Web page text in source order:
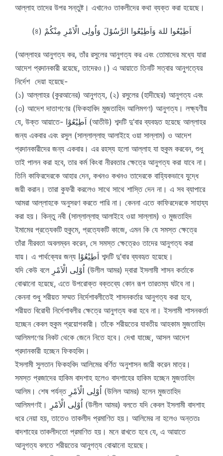
আল্লাহ তাদের উপর সন্তুষ্ট। এখানেও তাকলীদের কথা ব্যক্ত করা হয়েছে।
(৪) اَطِيْعُوا للهَ وَاَطِيْعُوا الرَّسُوْلَ وَاُولِى الْاَمْرِ مِنْكُمْ
(আল্লাহর আনুগত্য কর, তাঁর রসুলের আনুগত্য কর এবং তোমাদের মধ্যে যারা
আদেশ প্রদানকারী রয়েছে, তাদেরও।) এ আয়াতে তিনটি সত্বার আনুগত্যের
নির্দেশ দেয়া হয়েছে-
(১) আল্লাহর (কুরআনের) আনুগত্য, (২) রসুলের (হাদীছের) আনুগত্য এবং
(৩) আদেশ দাতাগণের (ফিকহাবিদ মুজতাহিদ আলিমগণ) আনুগত্য। লক্ষ্যণীয়
যে, উক্ত আয়াতে- اَطِيْعُوْا (আতীউ) শব্দটি দু’বার ব্যবহৃত হয়েছে আল্লাহর
জন্য একবার এবং রসুল (সাল্লাল্লাহু আলাইহে ওয়া সাল্লাম) ও আদেশ
প্রদানকারীদের জন্য একবার। এর রহস্য হলো আল্লাহ যা হুকুম করবেন, শুধু
তাই পালন করা হবে, তার কর্ম কিংবা নীরবতার ক্ষেত্রে আনুগত্য করা যাবে না।
তিনি কাফিরদেরকে আহার দেন, কখনও কখনও তাদেরকে বাহ্যিকভাবে যুদ্ধে
জয়ী করান। তারা কুফরী করলেও সাথে সাথে শাস্তি দেন না। এ সব ব্যাপারে
আমরা আল্লাহকে অনুসরণ করতে পারি না। কেননা এতে কাফিরদেরকে সাহায্য
করা হয়। কিন্তু নবী (সাল্লাল্লাহু আলাইহে ওয়া সাল্লাম) ও মুজতাহিদ
ইমামের প্রত্যেকটি হুকুমে, প্রত্যেকটি কাজে, এমন কি যে সমস্ত ক্ষেত্রে
তাঁরা নীরবতা অবলম্বন করেন, সে সমস্ত ক্ষেত্রেও তাদের আনুগত্য করা
যায়। এ পার্থক্যের জন্য اَطِيْعُوْا শব্দটি দু’বার ব্যবহৃত হয়েছে।
যদি কেউ বলে اُوْلِى الْاَمْرِ (উলীল আমর) দ্বারা ইসলামী শাসন কর্তাকে
বোঝানো হয়েছে, এতে উপরোক্ত বক্তব্যে কোন রূপ তারতম্য ঘটবে না।
কেননা শুধু শরীয়ত সম্মত নির্দেশাবলীতেই শাসনকর্তার আনুগত্য করা হবে,
শরীয়ত বিরোধী নির্দেশাবলীর ক্ষেত্রে আনুগত্য করা হবে না। ইসলামী শাসনকর্তা
হচ্ছেন কেবল হুকুম প্রয়োগকারী। তাঁকে শরীয়তের যাবতীয় আহকাম মুজতাহিদ
আলিমগণের নিকট থেকে জেনে নিতে হবে। দেখা যাচ্ছে, আসল আদেশ
প্রদানকারী হচ্ছেন ফিকহবিদ।
ইসলামী সুলতান ফিকহবিদ আলিমের বর্ণিত অনুশাসন জারী করেন মাত্র।
সমস্ত প্রজাদের হাকিম বাদশাহ হলেও বাদশাহের হাকিম হচ্ছেন মুজতাহিদ
আলিম। শেষ পর্যন্ত اُوْلِى الْاَمْرِ (উলিল আমর) হলেন মুজতাহিদ
আলিমগণই। اُوْلِى الْاَمْرِ (উলীল আমর) বলতে যদি কেবল ইসলামী বাদশাহ
ধরে নেয়া হয়, তাতেও তাকলীদ প্রমাণিত হয়। আলিমের না হলেও অন্ততঃ
বাদশাহের তাকলীদতো প্রমাণিত হয়। মনে রাখতে হবে যে, এ আয়াতে
আনুগত্য বলতে শরীয়তের আনুগত্য বোঝানো হয়েছে।